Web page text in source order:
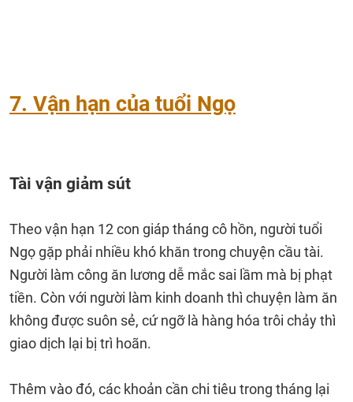
7. Vận hạn của tuổi Ngọ
Tài vận giảm sút
Theo vận hạn 12 con giáp tháng cô hồn, người tuổi
Ngọ gặp phải nhiều khó khăn trong chuyện cầu tài.
Người làm công ăn lương dễ mắc sai lầm mà bị phạt
tiền. Còn với người làm kinh doanh thì chuyện làm ăn
không được suôn sẻ, cứ ngỡ là hàng hóa trôi chảy thì
giao dịch lại bị trì hoãn.
Thêm vào đó, các khoản cần chi tiêu trong tháng lại